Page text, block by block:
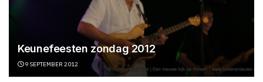
Keunefeesten zondag 2012
9 SEPTEMBER 2012